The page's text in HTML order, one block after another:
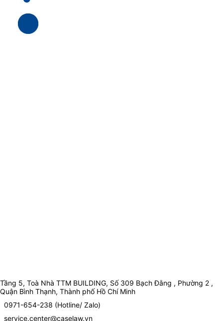
Tầng 5, Toà Nhà TTM BUILDING, Số 309 Bạch Đằng , Phường 2 ,
Quận Bình Thạnh, Thành phố Hồ Chí Minh
0971-654-238 (Hotline/ Zalo)
service.center@caselaw.vn